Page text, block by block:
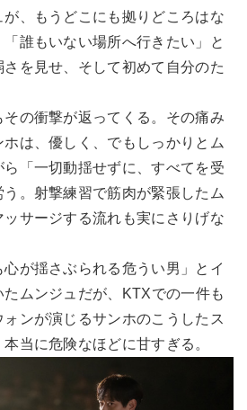
が、もうどこにも拠りどころはな
誰もいない場所へ行きたい」と
を見せ、そして初めて自分のた
の衝撃が返ってくる。その痛み
は、優しく、でもしっかりとム
「一切動揺せずに、すべてを受
。射撃練習で筋肉が緊張したム
サージする流れも実にさりげな
が揺さぶられる危うい男」とイ
たムンジュだが、KTXでの一件も
ンが演じるサンホのこうしたス
当に危険なほどに甘すぎる。